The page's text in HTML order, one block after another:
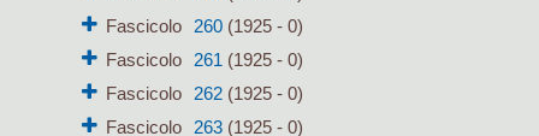
Fascicolo
260(1925 - 0)
Fascicolo
261 (1925 - 0)
Fascicolo
262(1925 - 0)
Fascicolo
263(1925 - 0)